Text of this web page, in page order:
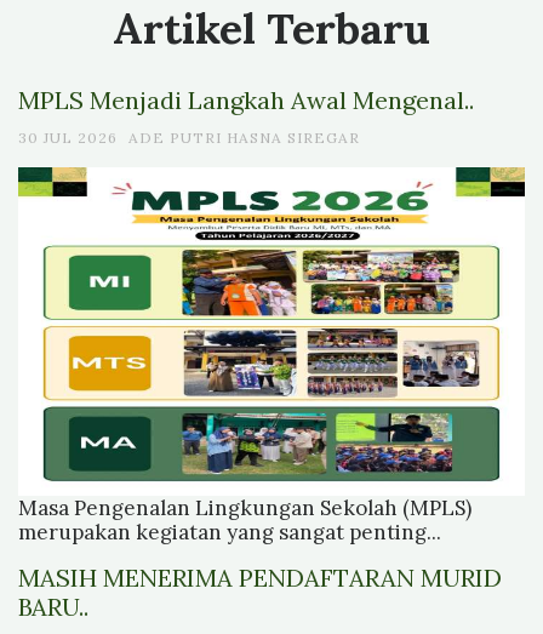
Artikel Terbaru
MPLS Menjadi Langkah Awal Mengenal..
30 JUL 2026 ADE PUTRI HASNA SIREGAR
Masa Pengenalan Lingkungan Sekolah (MPLS)
merupakan kegiatan yang sangat penting...
MASIH MENERIMA PENDAFTARAN MURID
BARU..